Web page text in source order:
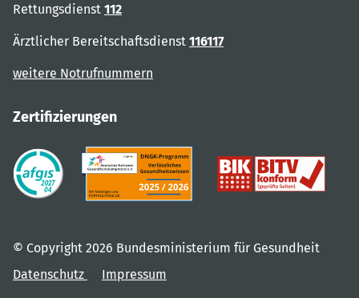
Rettungsdienst 112
Ärztlicher Bereitschaftsdienst 116117
weitere Notrufnummern
Zertifizierungen
© Copyright 2026 Bundesministerium für Gesundheit
Datenschutz
Impressum